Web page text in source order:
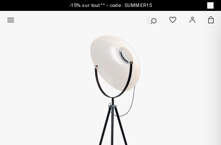
-15% sur tout** - code : SUMMER15